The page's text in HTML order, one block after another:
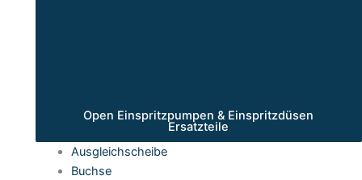
Open Einspritzpumpen & Einspritzdüsen
Ersatzteile
Ausgleichscheibe
Buchse